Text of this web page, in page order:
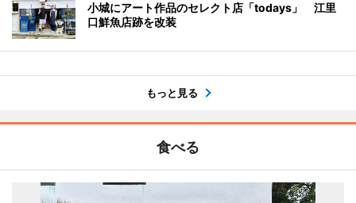
小城にアート作品のセレクト店「todays」 江里
口鮮魚店跡を改装
もっと見る
食べる